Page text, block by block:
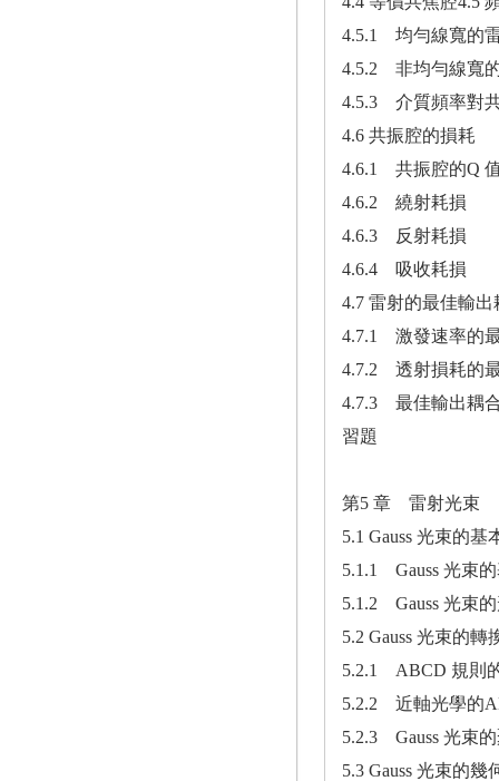
4.5.1 均勻線寬的
4.5.2 非均勻線寬
4.5.3 介質頻率對
4.6 共振腔的損耗
4.6.1 共振腔的Q
4.6.2 繞射耗損
4.6.3 反射耗損
4.6.4 吸收耗損
4.7 雷射的最佳輸出
4.7.1 激發速率的
4.7.2 透射損耗的
4.7.3 最佳輸出耦
習題
第5 章 雷射光束
5.1 Gauss 光束的基
5.1.1 Gauss 光束
5.1.2 Gauss 光束
5.2 Gauss 光束的轉
5.2.1 ABCD 規則
5.2.2 近軸光學的
5.2.3 Gauss 光束
5.3 Gauss 光束的幾